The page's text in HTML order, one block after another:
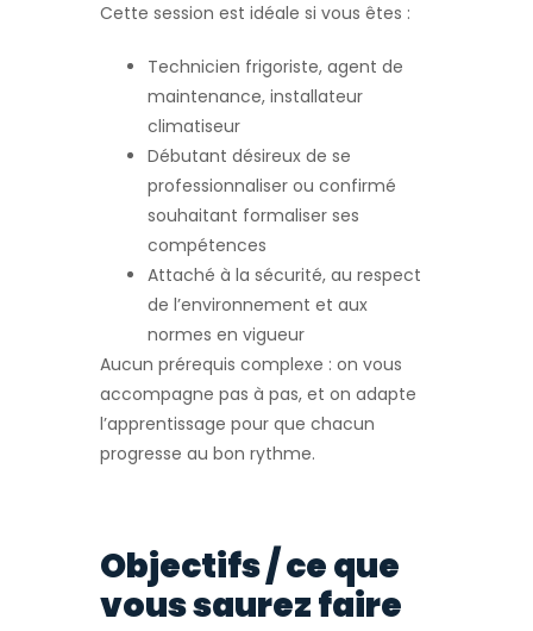
Cette session est idéale si vous êtes :
Technicien frigoriste, agent de
maintenance, installateur
climatiseur
Débutant désireux de se
professionnaliser ou confirmé
souhaitant formaliser ses
compétences
Attaché à la sécurité, au respect
de l’environnement et aux
normes en vigueur
Aucun prérequis complexe : on vous
accompagne pas à pas, et on adapte
l’apprentissage pour que chacun
progresse au bon rythme.
Objectifs / ce que
vous saurez faire